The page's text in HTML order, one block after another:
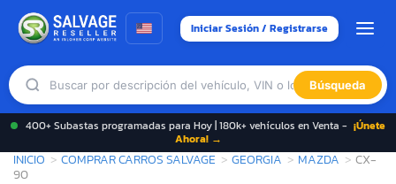
Iniciar Sesión / Registrarse
Búsqueda
400+ Subastas programadas para Hoy | 180k+ vehículos en Venta - ¡Únete
Ahora! →
INICIO COMPRAR CARROS SALVAGE GEORGIA MAZDA
CX-
90